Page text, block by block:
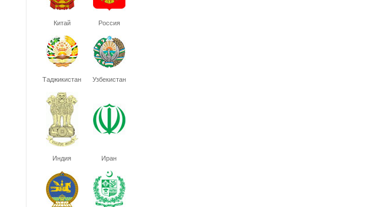
Китай Россия
Таджикистан Узбекистан
Индия Иран